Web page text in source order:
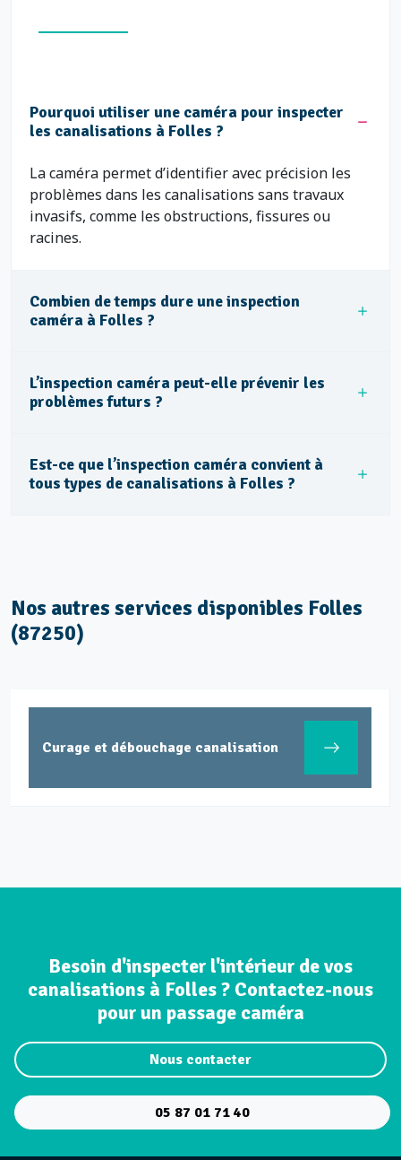
Pourquoi utiliser une caméra pour inspecter
les canalisations à Folles ?
La caméra permet d’identifier avec précision les
problèmes dans les canalisations sans travaux
invasifs, comme les obstructions, fissures ou
racines.
Combien de temps dure une inspection
caméra à Folles ?
L’inspection caméra peut-elle prévenir les
problèmes futurs ?
Est-ce que l’inspection caméra convient à
tous types de canalisations à Folles ?
Nos autres services disponibles Folles
(87250)
Curage et débouchage canalisation
Besoin d'inspecter l'intérieur de vos
canalisations à Folles ? Contactez-nous
pour un passage caméra
Nous contacter
05 87 01 71 40